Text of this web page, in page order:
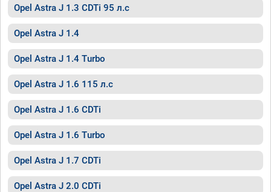
Opel Astra J 1.3 CDTi 95 л.с
Opel Astra J 1.4
Opel Astra J 1.4 Turbo
Opel Astra J 1.6 115 л.с
Opel Astra J 1.6 CDTi
Opel Astra J 1.6 Turbo
Opel Astra J 1.7 CDTi
Opel Astra J 2.0 CDTi